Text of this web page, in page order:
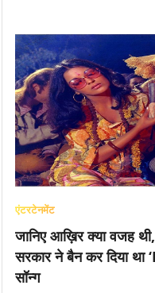
एंटरटेनमेंट
जानिए आख़िर क्या वजह
सरकार ने बैन कर दिया
सॉन्ग